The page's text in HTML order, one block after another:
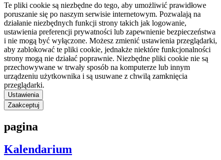
Te pliki cookie są niezbędne do tego, aby umożliwić prawidłowe
poruszanie się po naszym serwisie internetowym. Pozwalają na
działanie niezbędnych funkcji strony takich jak logowanie,
ustawienia preferencji prywatności lub zapewnienie bezpieczeństwa
i nie mogą być wyłączone. Możesz zmienić ustawienia przeglądarki,
aby zablokować te pliki cookie, jednakże niektóre funkcjonalności
strony mogą nie działać poprawnie. Niezbędne pliki cookie nie są
przechowywane w trwały sposób na komputerze lub innym
urządzeniu użytkownika i są usuwane z chwilą zamknięcia
przeglądarki.
Ustawienia
Zaakceptuj
pagina
Kalendarium